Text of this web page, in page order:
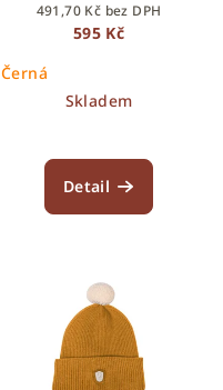
Růžová
491,70 Kč bez DPH
595 Kč
Černá
Skladem
Detail